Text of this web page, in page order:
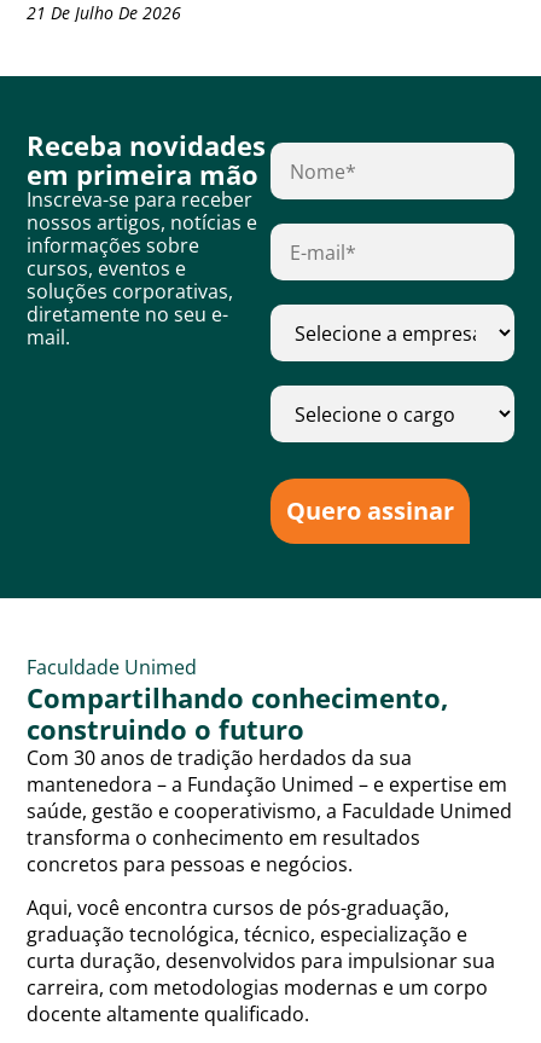
21 De Julho De 2026
Receba novidades
em primeira mão
Inscreva-se para receber
nossos artigos, notícias e
informações sobre
cursos, eventos e
soluções corporativas,
diretamente no seu e-
mail.
Quero assinar
Faculdade Unimed
Compartilhando conhecimento,
construindo o futuro
Com 30 anos de tradição herdados da sua
mantenedora – a Fundação Unimed – e expertise em
saúde, gestão e cooperativismo, a Faculdade Unimed
transforma o conhecimento em resultados
concretos para pessoas e negócios.
Aqui, você encontra cursos de pós-graduação,
graduação tecnológica, técnico, especialização e
curta duração, desenvolvidos para impulsionar sua
carreira, com metodologias modernas e um corpo
docente altamente qualificado.